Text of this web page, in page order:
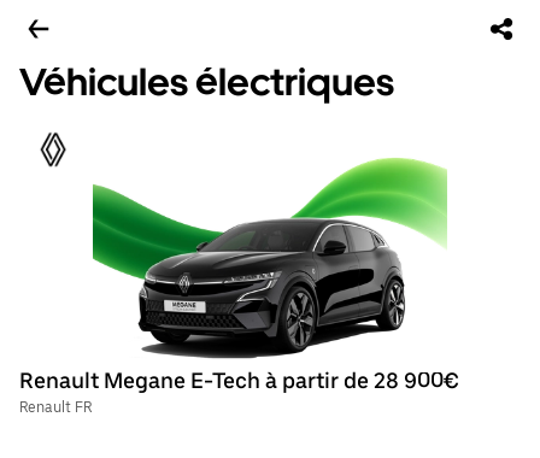
Véhicules électriques
Renault Megane E-Tech à partir de 28 900€
Renault FR